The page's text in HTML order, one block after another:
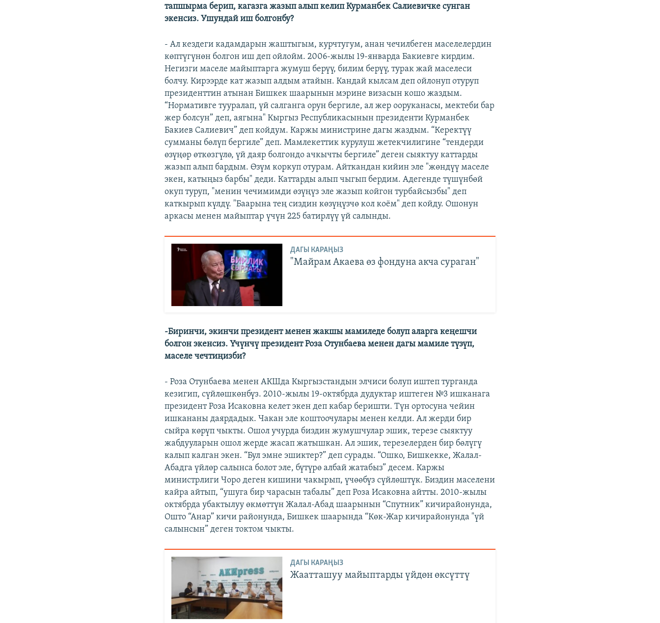
тапшырма берип, кагазга жазып алып келип Курманбек Салиевичке сунган
экенсиз. Ушундай иш болгонбу?
- Ал кездеги кадамдарын жаштыгым, курчтугум, анан чечилбеген маселелердин
көптүгүнөн болгон иш деп ойлойм. 2006-жылы 19-январда Бакиевге кирдим.
Негизги маселе майыптарга жумуш берүү, билим берүү, турак жай маселеси
болчу. Кирээрде кат жазып алдым атайын. Кандай кылсам деп ойлонуп отуруп
президенттин атынан Бишкек шаарынын мэрине визасын кошо жаздым.
“Нормативге тууралап, үй салганга орун бергиле, ал жер ооруканасы, мектеби бар
жер болсун” деп, аягына" Кыргыз Республикасынын президенти Курманбек
Бакиев Салиевич” деп койдум. Каржы министрине дагы жаздым. “Керектүү
сумманы бөлүп бергиле” деп. Мамлекеттик курулуш жетекчилигине “тендерди
өзүңөр өткөзгүлө, үй даяр болгондо ачкычты бергиле” деген сыяктуу каттарды
жазып алып бардым. Өзүм коркуп отурам. Айткандан кийин эле "жөндүү маселе
экен, катыңыз барбы" деди. Каттарды алып чыгып бердим. Адегенде түшүнбөй
окуп туруп, "менин чечимимди өзүңүз эле жазып койгон турбайсызбы" деп
каткырып күлдү. "Баарына тең сиздин көзүңүзчө кол коём" деп койду. Ошонун
аркасы менен майыптар үчүн 225 батирлүү үй салынды.
ДАГЫ КАРАҢЫЗ
"Майрам Акаева өз фондуна акча сураган"
-Биринчи, экинчи президент менен жакшы мамиледе болуп аларга кеңешчи
болгон экенсиз. Үчүнчү президент Роза Отунбаева менен дагы мамиле түзүп,
маселе чечтиңизби?
- Роза Отунбаева менен АКШда Кыргызстандын элчиси болуп иштеп турганда
кезигип, сүйлөшкөнбүз. 2010-жылы 19-октябрда дудуктар иштеген №3 ишканага
президент Роза Исаковна келет экен деп кабар беришти. Түн ортосуна чейин
ишкананы даярдадык. Чакан эле коштоочулары менен келди. Ал жерди бир
сыйра көрүп чыкты. Ошол учурда биздин жумушчулар эшик, терезе сыяктуу
жабдууларын ошол жерде жасап жатышкан. Ал эшик, терезелерден бир бөлүгү
калып калган экен. “Бул эмне эшиктер?” деп сурады. “Ошко, Бишкекке, Жалал-
Абадга үйлөр салынса болот эле, бүтүрө албай жатабыз” десем. Каржы
министрлиги Чоро деген кишини чакырып, үчөөбүз сүйлөштүк. Биздин маселени
кайра айтып, “ушуга бир чарасын табалы” деп Роза Исаковна айтты. 2010-жылы
октябрда убактылуу өкмөттүн Жалал-Абад шаарынын “Спутник” кичирайонунда,
Ошто “Анар” кичи районунда, Бишкек шаарында “Көк-Жар кичирайонунда "үй
салынсын” деген токтом чыкты.
ДАГЫ КАРАҢЫЗ
Жаатташуу майыптарды үйдөн өксүттү